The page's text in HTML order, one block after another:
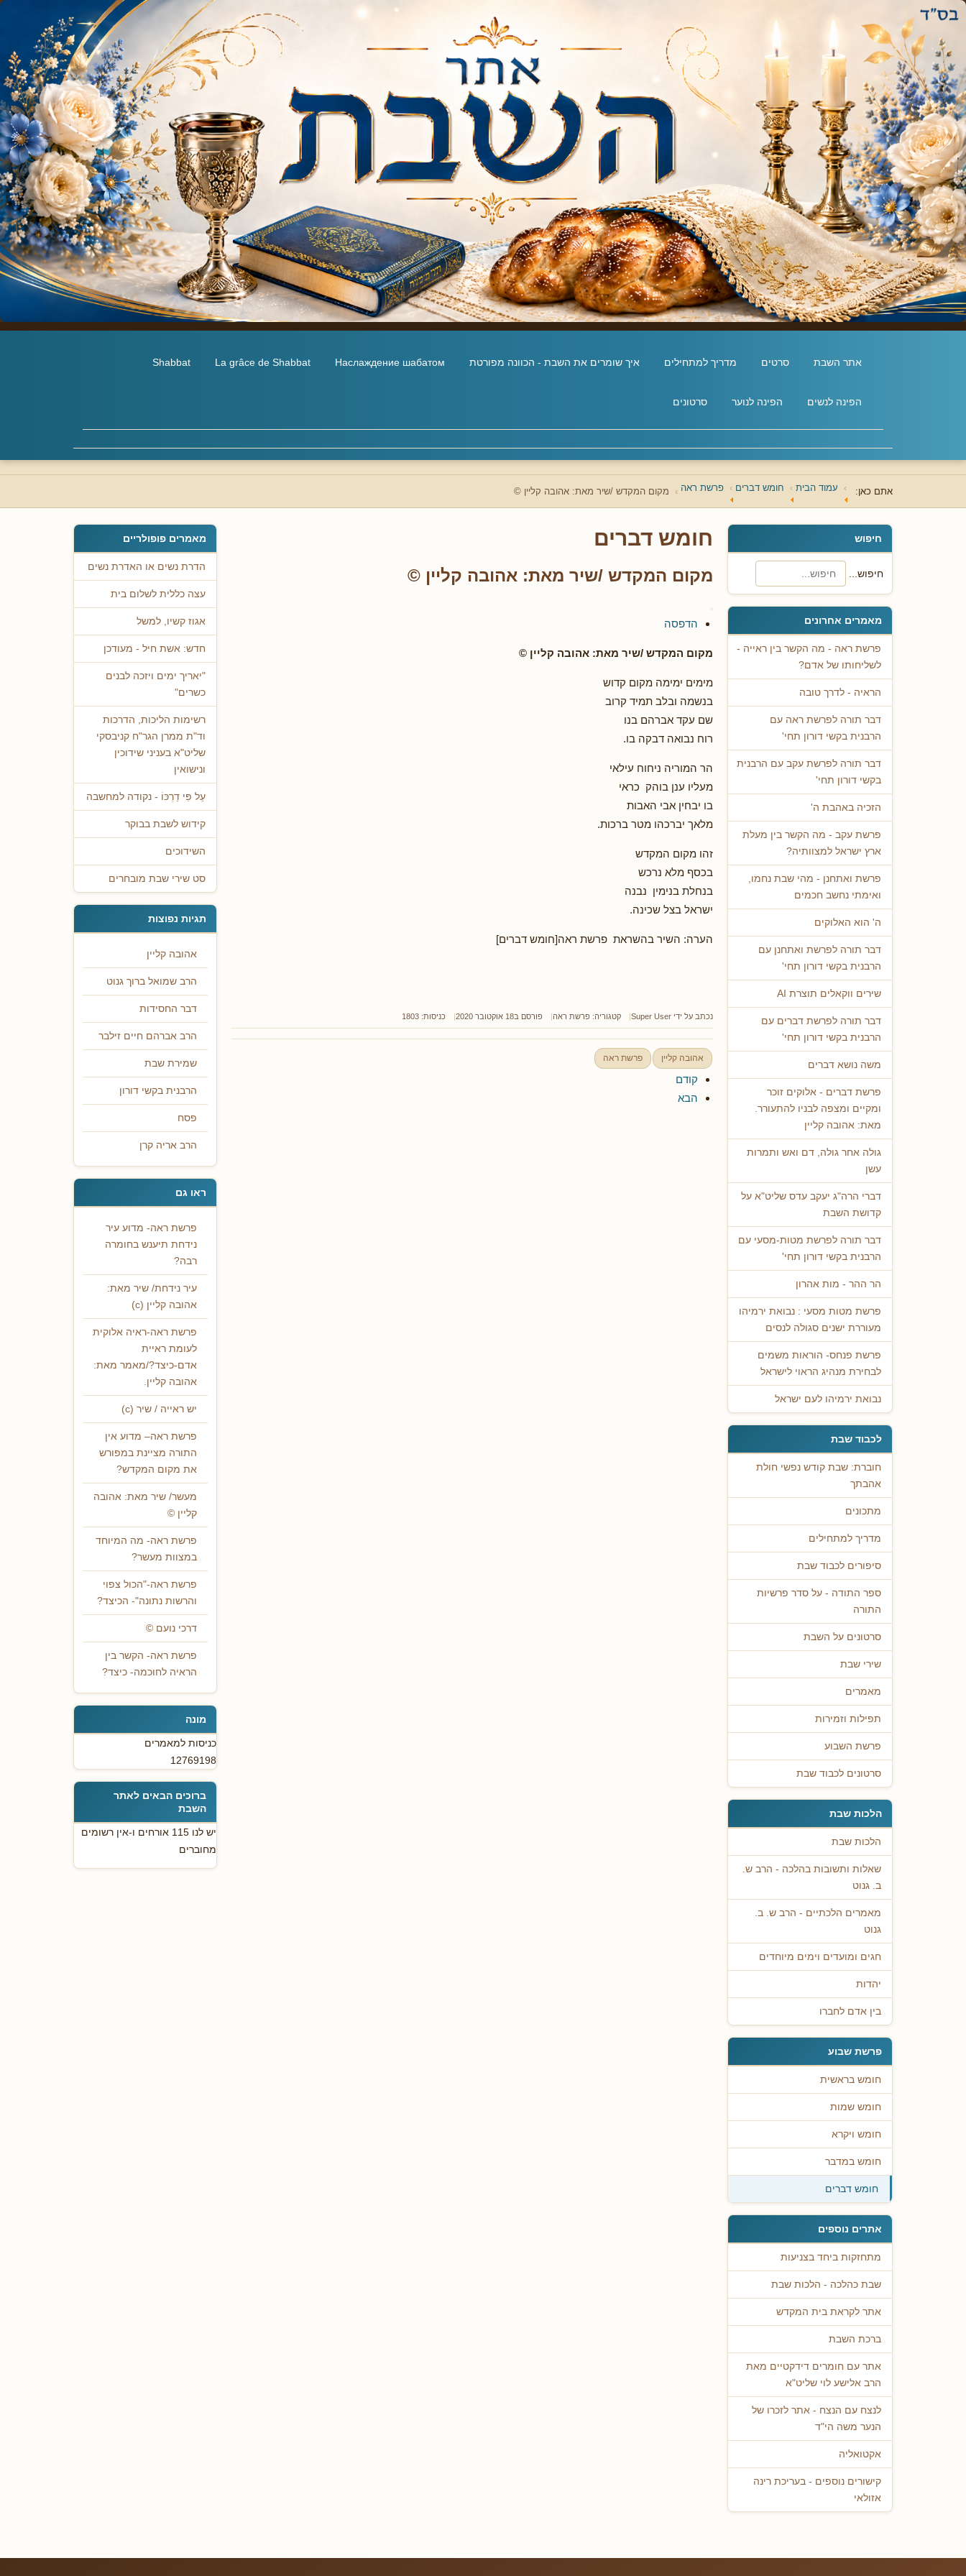
אתר השבת סרטים מדריך למתחילים איך שומרים את השבת - הכוונה מפורטת Наслаждение шабатом
La grâce de Shabbat
Shabbat
הפינה לנשים הפינה לנוער סרטונים
אתם כאן: עמוד הבית חומש דברים פרשת ראה מקום המקדש /שיר מאת: אהובה קליין ©
חיפוש
חיפוש...
מאמרים אחרונים
פרשת ראה - מה הקשר בין ראייה -
לשליחותו של אדם?
הראיה - לדרך טובה
דבר תורה לפרשת ראה עם
הרבנית בקשי דורון תחי'
דבר תורה לפרשת עקב עם הרבנית
בקשי דורון תחי'
הזכיה באהבת ה'
פרשת עקב - מה הקשר בין מעלת
ארץ ישראל למצוותיה?
פרשת ואתחנן - מהי שבת נחמו,
ואימתי נחשב חכמים
ה' הוא האלוקים
דבר תורה לפרשת ואתחנן עם
הרבנית בקשי דורון תחי'
שירים ווקאלים תוצרת AI
דבר תורה לפרשת דברים עם
הרבנית בקשי דורון תחי'
משה נושא דברים
פרשת דברים - אלוקים זוכר
ומקיים ומצפה לבניו להתעורר.
מאת: אהובה קליין
גולה אחר גולה, דם ואש ותמרות
עשן
דברי הרה"ג יעקב עדס שליט"א על
קדושת השבת
דבר תורה לפרשת מטות-מסעי עם
הרבנית בקשי דורון תחי'
הר ההר - מות אהרון
פרשת מטות מסעי : נבואת ירמיהו
מעוררת ישנים סגולה לנסים
פרשת פנחס- הוראות משמים
לבחירת מנהיג הראוי לישראל
נבואת ירמיהו לעם ישראל
לכבוד שבת
חוברת: שבת קודש נפשי חולת
אהבתך
מתכונים
מדריך למתחילים
סיפורים לכבוד שבת
ספר התודה - על סדר פרשיות
התורה
סרטונים על השבת
שירי שבת
מאמרים
תפילות וזמירות
פרשת השבוע
סרטונים לכבוד שבת
הלכות שבת
הלכות שבת
שאלות ותשובות בהלכה - הרב ש.
ב. גנוט
מאמרים הלכתיים - הרב ש. ב.
גנוט
חגים ומועדים וימים מיוחדים
יהדות
בין אדם לחברו
פרשת שבוע
חומש בראשית
חומש שמות
חומש ויקרא
חומש במדבר
חומש דברים
אתרים נוספים
מתחזקות ביחד בצניעות
שבת כהלכה - הלכות שבת
אתר לקראת בית המקדש
ברכת השבת
אתר עם חומרים דידקטיים מאת
הרב אלישע לוי שליט"א
לנצח עם הנצח - אתר לזכרו של
הנער משה הי"ד
אקטואליה
קישורים נוספים - בעריכת רינה
אזולאי
חומש דברים
מקום המקדש /שיר מאת: אהובה קליין ©
הדפסה
מקום המקדש /שיר מאת: אהובה קליין ©
מימים ימימה מקום קדוש
בנשמה ובלב תמיד קרוב
שם עקד אברהם בנו
רוח נבואה דבקה בו.
הר המוריה ניחוח עילאי
מעליו ענן בוהק כראי
בו יבחין אבי האבות
מלאך יברכהו מטר ברכות.
זהו מקום המקדש
בכסף מלא נרכש
בנחלת בנימין נבנה
ישראל בצל שכינה.
הערה: השיר בהשראת פרשת ראה[חומש דברים]
נכתב על ידי Super User קטגוריה: פרשת ראה פורסם ב18 אוקטובר 2020 כניסות: 1803
אהובה קליין פרשת ראה
קודם
הבא
מאמרים פופולריים
הדרת נשים או האדרת נשים
עצה כללית לשלום בית
אגוז קשיו, למשל
חדש: אשת חיל - מעודכן
"יאריך ימים ויזכה לבנים
כשרים"
רשימות הליכות, הדרכות
וד"ת ממרן הגר"ח קניבסקי
שליט"א בעניני שידוכין
ונישואין
עַל פִּי דַרְכּוֹ - נקודה למחשבה
קידוש לשבת בבוקר
השידוכים
סט שירי שבת מובחרים
תגיות נפוצות
אהובה קליין
הרב שמואל ברוך גנוט
דבר החסידות
הרב אברהם חיים זילבר
שמירת שבת
הרבנית בקשי דורון
פסח
הרב אריה קרן
ראו גם
פרשת ראה- מדוע עיר
נידחת תיענש בחומרה
רבה?
עיר נידחת/ שיר מאת:
אהובה קליין (c)
פרשת ראה-ראיה אלוקית
לעומת ראיית
אדם-כיצד?/מאמר מאת:
אהובה קליין.
יש ראייה / שיר (c)
פרשת ראה– מדוע אין
התורה מציינת במפורש
את מקום המקדש?
מעשר/ שיר מאת: אהובה
קליין ©
פרשת ראה- מה המיוחד
במצוות מעשר?
פרשת ראה-"הכול צפוי
והרשות נתונה"- הכיצד?
דרכי נועם ©
פרשת ראה- הקשר בין
הראיה לחוכמה- כיצד?
מונה
כניסות למאמרים
12769198
ברוכים הבאים לאתר
השבת
יש לנו 115 אורחים ו-אין רשומים
מחוברים